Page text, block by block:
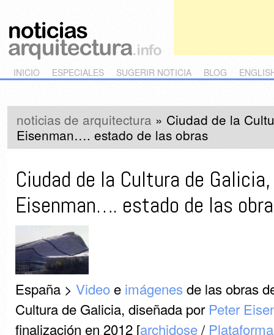
Main menu
Skip to primary content
Skip to secondary content
INICIO ESPECIALES SUGERIR NOTICIA BLOG
noticias de arquitectura » Ciudad de la
Eisenman…. estado de las obras
Ciudad de la Cultura de
Eisenman…. estado de las
España > Videoe imágenes de las obras
Cultura de Galicia, diseñada por Peter
finalización en 2012 [archidose/